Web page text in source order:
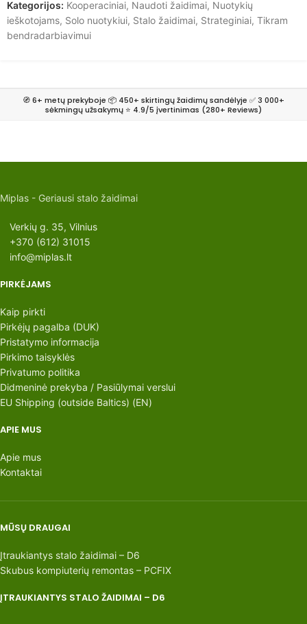
Kategorijos: Kooperaciniai, Naudoti žaidimai, Nuotykių
ieškotojams, Solo nuotykiui, Stalo žaidimai, Strateginiai, Tikram
bendradarbiavimui
🧭 6+ metų prekyboje 📦 450+ skirtingų žaidimų sandėlyje ✅ 3 000+
sėkmingų užsakymų ⭐ 4.9/5 įvertinimas (280+ Reviews)
Miplas - Geriausi stalo žaidimai
Verkių g. 35, Vilnius
+370 (612) 31015
info@miplas.lt
PIRKĖJAMS
Kaip pirkti
Pirkėjų pagalba (DUK)
Pristatymo informacija
Pirkimo taisyklės
Privatumo politika
Didmeninė prekyba / Pasiūlymai verslui
EU Shipping (outside Baltics) (EN)
APIE MUS
Apie mus
Kontaktai
MŪSŲ DRAUGAI
Įtraukiantys stalo žaidimai – D6
Skubus kompiuterių remontas – PCFIX
ĮTRAUKIANTYS STALO ŽAIDIMAI – D6